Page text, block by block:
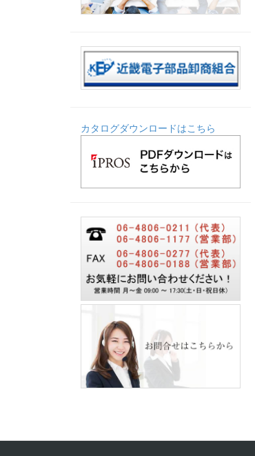
カタログダウンロードはこちら